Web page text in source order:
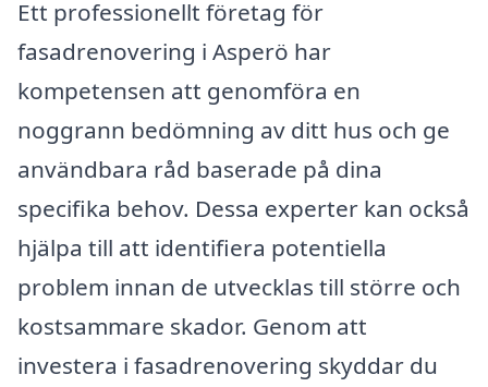
Ett professionellt företag för
fasadrenovering i Asperö har
kompetensen att genomföra en
noggrann bedömning av ditt hus och ge
användbara råd baserade på dina
specifika behov. Dessa experter kan också
hjälpa till att identifiera potentiella
problem innan de utvecklas till större och
kostsammare skador. Genom att
investera i fasadrenovering skyddar du